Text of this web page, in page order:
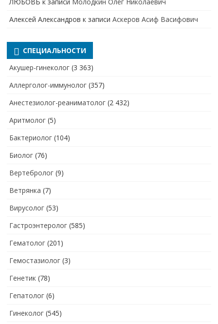
Алексей Александров к записи Аскеров Асиф Васифович
СПЕЦИАЛЬНОСТИ
Акушер-гинеколог (3 363)
Аллерголог-иммунолог (357)
Анестезиолог-реаниматолог (2 432)
Аритмолог (5)
Бактериолог (104)
Биолог (76)
Вертебролог (9)
Ветрянка (7)
Вирусолог (53)
Гастроэнтеролог (585)
Гематолог (201)
Гемостазиолог (3)
Генетик (78)
Гепатолог (6)
Гинеколог (545)